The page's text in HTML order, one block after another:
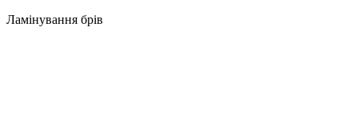
Ламінування брів